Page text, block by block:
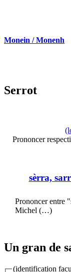
Monein / Monenh
Serrot
Prononcer
sèrra,
Prononcer entre
Michel (…)
Un gran de
(identification